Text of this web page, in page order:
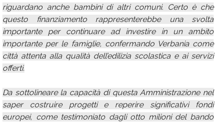
riguardano anche bambini di altri comuni. Certo è che
questo finanziamento rappresenterebbe una svolta
importante per continuare ad investire in un ambito
importante per le famiglie, confermando Verbania come
città attenta alla qualità dell’edilizia scolastica e ai servizi
offerti.
Da sottolineare la capacità di questa Amministrazione nel
saper costruire progetti e reperire significativi fondi
europei, come testimoniato dagli otto milioni del bando